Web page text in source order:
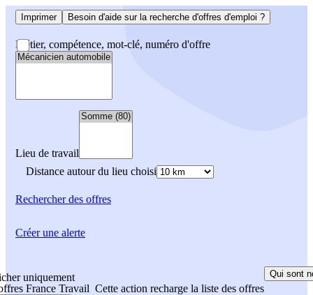
Imprimer Besoin d'aide sur la recherche d'offres d'emploi ?
Métier, compétence, mot-clé, numéro d'offre
Lieu de travail
Distance autour du lieu choisi
Rechercherdes offres
uniquement
France Travail Cette action recharge la liste des offres
Qui sont
Créer une alerte